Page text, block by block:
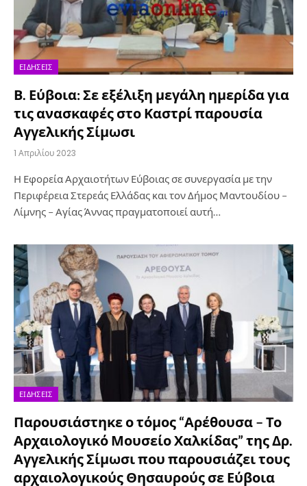
ΕΙΔΉΣΕΙΣ
Β. Εύβοια: Σε εξέλιξη μεγάλη ημερίδα για
τις ανασκαφές στο Καστρί παρουσία
Αγγελικής Σίμωσι
1 Απριλίου 2023
Η Εφορεία Αρχαιοτήτων Εύβοιας σε συνεργασία με την
Περιφέρεια Στερεάς Ελλάδας και τον Δήμος Μαντουδίου –
Λίμνης – Αγίας Άννας πραγματοποιεί αυτή…
ΕΙΔΉΣΕΙΣ
Παρουσιάστηκε ο τόμος “Αρέθουσα – Το
Αρχαιολογικό Μουσείο Χαλκίδας” της Δρ.
Αγγελικής Σίμωσι που παρουσιάζει τους
αρχαιολογικούς Θησαυρούς σε Εύβοια